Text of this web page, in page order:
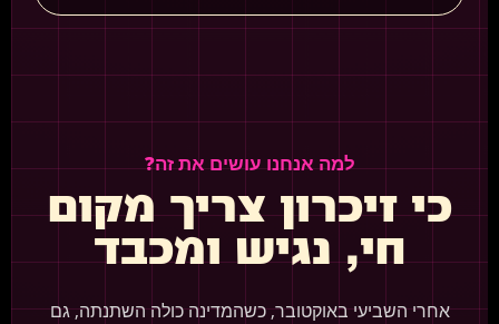
למה אנחנו עושים את זה?
כי זיכרון צריך מקום
חי, נגיש ומכבד
אחרי השביעי באוקטובר, כשהמדינה כולה השתנתה, גם